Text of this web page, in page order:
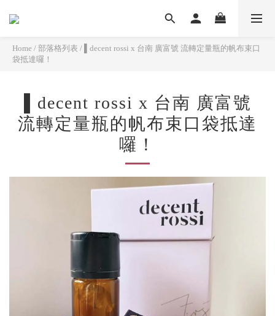
Home / 部落格列表 /
▌decent rossi x 台南 廣富號 流轉定量瓶的帆布束口
袋抵達囉！
▌decent rossi x 台南 廣富號
流轉定量瓶的帆布束口袋抵達
囉！